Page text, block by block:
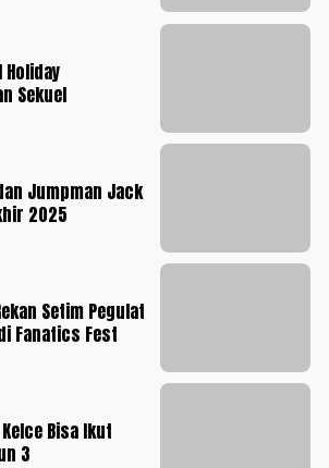
Holiday
Sekuel
Jumpman Jack
2025
Setim Pegulat
Fanatics Fest
Bisa Ikut
3